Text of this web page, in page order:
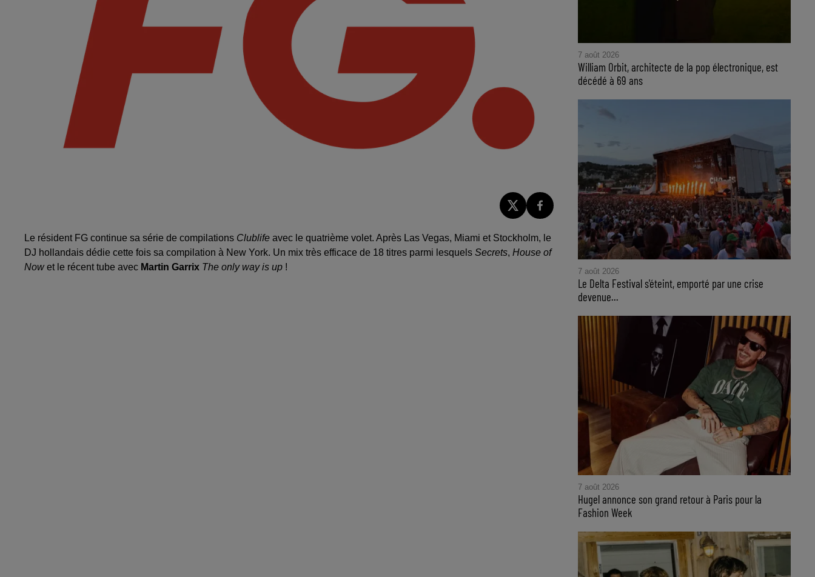
Le résident FG continue sa série de compilations Clublife avec le quatrième volet. Après Las Vegas, Miami et Stockholm, le
DJ hollandais dédie cette fois sa compilation à New York. Un mix très efficace de 18 titres parmi lesquels Secrets, House of
Nowet le récent tube avec Martin Garrix The only way is up !
7 août 2026
William Orbit, architecte de la pop électronique, est
décédé à 69 ans
7 août 2026
Le Delta Festival s'éteint, emporté par une crise
devenue...
7 août 2026
Hugel annonce son grand retour à Paris pour la
Fashion Week